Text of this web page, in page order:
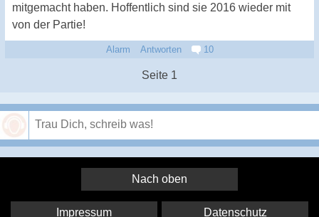
mitgemacht haben. Hoffentlich sind sie 2016 wieder mit
von der Partie!
Alarm Antworten 10
Seite 1
Nach oben
Impressum Datenschutz